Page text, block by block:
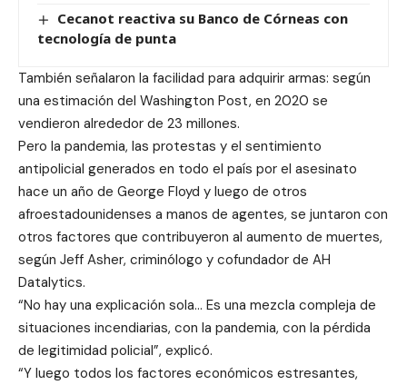
Cecanot reactiva su Banco de Córneas con
tecnología de punta
También señalaron la facilidad para adquirir armas: según
una estimación del Washington Post, en 2020 se
vendieron alrededor de 23 millones.
Pero la pandemia, las protestas y el sentimiento
antipolicial generados en todo el país por el asesinato
hace un año de George Floyd y luego de otros
afroestadounidenses a manos de agentes, se juntaron con
otros factores que contribuyeron al aumento de muertes,
según Jeff Asher, criminólogo y cofundador de AH
Datalytics.
“No hay una explicación sola… Es una mezcla compleja de
situaciones incendiarias, con la pandemia, con la pérdida
de legitimidad policial”, explicó.
“Y luego todos los factores económicos estresantes,